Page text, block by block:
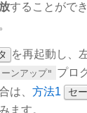
することがで
を再起動し、
ンアップ" プロ
は、 方法1 セ
ます。